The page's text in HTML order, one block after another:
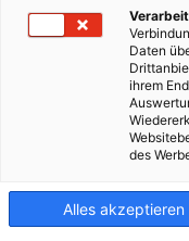
Daten
ihrem
des
Alles akzeptieren